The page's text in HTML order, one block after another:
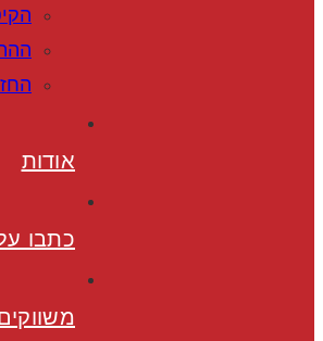
אודות
כתבו